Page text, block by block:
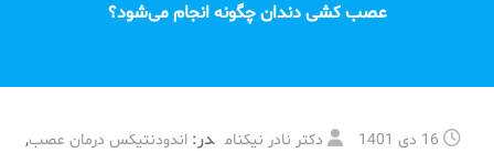
عصب کشی دندان چگونه انجام می‌شود؟
16 دی 1401 دکتر نادر نیکنام در: اندودنتیکس درمان عصب,